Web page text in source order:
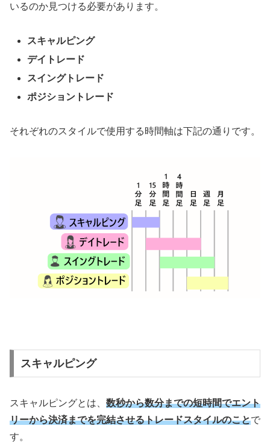
いるのか見つける必要があります。
スキャルピング
デイトレード
スイングトレード
ポジショントレード
それぞれのスタイルで使用する時間軸は下記の通りです。
スキャルピング
スキャルピングとは、 数秒から数分までの短時間でエント
リーから決済までを完結させるトレードスタイルのことで
す。